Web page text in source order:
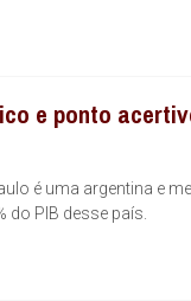
e ponto
é uma argentina e
do PIB desse país.